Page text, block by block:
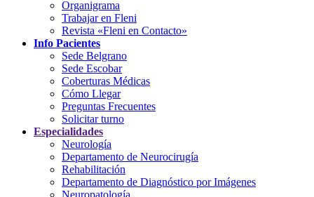
Organigrama
Trabajar en Fleni
Revista «Fleni en Contacto»
Info Pacientes
Sede Belgrano
Sede Escobar
Coberturas Médicas
Cómo Llegar
Preguntas Frecuentes
Solicitar turno
Especialidades
Neurología
Departamento de Neurocirugía
Rehabilitación
Departamento de Diagnóstico por Imágenes
Neuropatología